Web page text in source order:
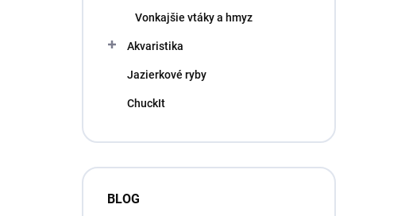
Vonkajšie vtáky a hmyz
Akvaristika
Jazierkové ryby
ChuckIt
BLOG